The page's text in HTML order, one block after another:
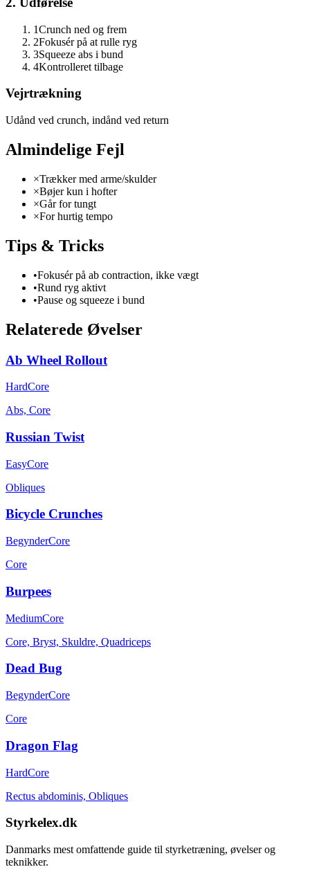
1Crunch ned og frem
2Fokusér på at rulle ryg
3Squeeze abs i bund
4Kontrolleret tilbage
Vejrtrækning
Udånd ved crunch, indånd ved return
Almindelige Fejl
×Trækker med arme/skulder
×Bøjer kun i hofter
×Går for tungt
×For hurtig tempo
Tips & Tricks
•Fokusér på ab contraction, ikke vægt
•Rund ryg aktivt
•Pause og squeeze i bund
Relaterede Øvelser
Ab Wheel Rollout
HardCore
Abs, Core
Russian Twist
EasyCore
Obliques
Bicycle Crunches
BegynderCore
Core
Burpees
MediumCore
Core, Bryst, Skuldre, Quadriceps
Dead Bug
BegynderCore
Core
Dragon Flag
HardCore
Rectus abdominis, Obliques
Styrkelex.dk
Danmarks mest omfattende guide til styrketræning, øvelser og
teknikker.